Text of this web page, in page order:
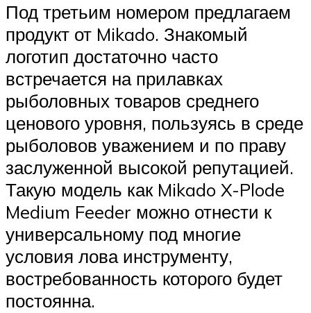
Под третьим номером предлагаем
продукт от Mikado. Знакомый
логотип достаточно часто
встречается на прилавках
рыболовных товаров среднего
ценового уровня, пользуясь в среде
рыболовов уважением и по праву
заслуженной высокой репутацией.
Такую модель как Mikado X-Plode
Medium Feeder можно отнести к
универсальному под многие
условия лова инструменту,
востребованность которого будет
постоянна.